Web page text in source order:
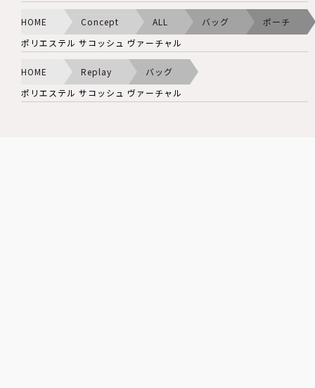
HOME Concept ALL バッグ
ポーチ
ポリエステル サコッシュ ヴァーチャル
HOME Replay
バッグ
ポリエステル サコッシュ ヴァーチャル